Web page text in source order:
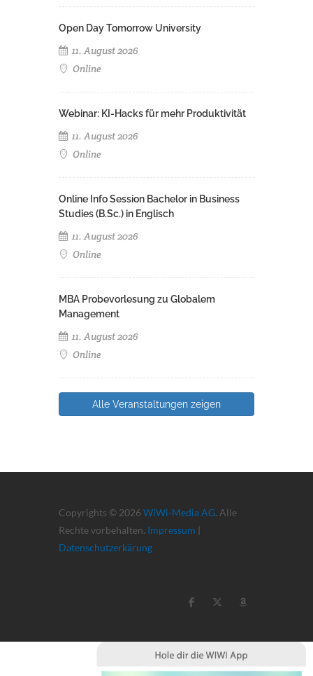
Open Day Tomorrow University
11. August 2026
Online
Webinar: KI-Hacks für mehr Produktivität
11. August 2026
Online
Online Info Session Bachelor in Business
Studies (B.Sc.) in Englisch
11. August 2026
Online
MBA Probevorlesung zu Globalem
Management
11. August 2026
Online
Alle Veranstaltungen zeigen
Copyrights © 2026 WiWi-Media AG. Alle
Rechte vorbehalten. Impressum |
Datenschutzerkärung